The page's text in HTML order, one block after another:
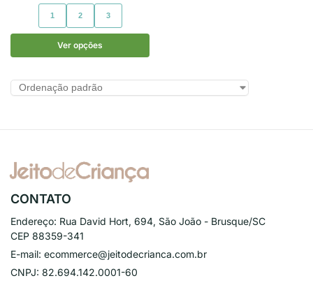
1 2 3
Ver opções
CONTATO
Endereço: Rua David Hort, 694, São João - Brusque/SC
CEP 88359-341
E-mail: ecommerce@jeitodecrianca.com.br
CNPJ: 82.694.142.0001-60